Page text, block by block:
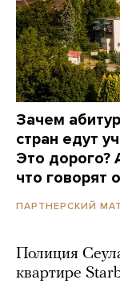
Зачем
стран едут
Это дорого?
что говорят
ПАРТНЕРСКИЙ
Полиция
квартире